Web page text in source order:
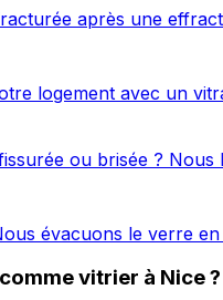
après une
logement avec un
ou brisée ?
évacuons le verre
vitrier à Nice ?